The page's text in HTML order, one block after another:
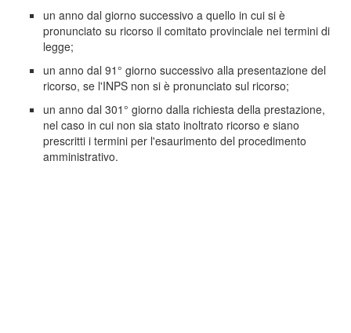
un anno dal giorno successivo a quello in cui si è
pronunciato su ricorso il comitato provinciale nei termini di
legge;
un anno dal 91° giorno successivo alla presentazione del
ricorso, se l'INPS non si è pronunciato sul ricorso;
un anno dal 301° giorno dalla richiesta della prestazione,
nel caso in cui non sia stato inoltrato ricorso e siano
prescritti i termini per l'esaurimento del procedimento
amministrativo.